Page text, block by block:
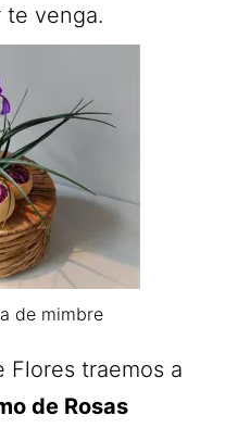
te venga.
de mimbre
Flores traemos a
de Rosas